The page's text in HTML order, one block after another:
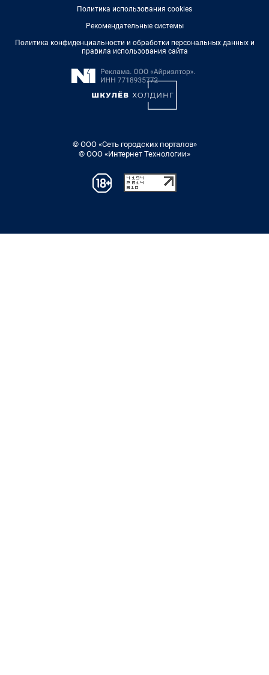
Политика использования cookies
Рекомендательные системы
Политика конфиденциальности и обработки персональных данных и
правила использования сайта
© ООО «Сеть городских порталов»
© ООО «Интернет Технологии»